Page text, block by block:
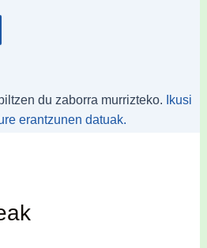
du zaborra murrizteko.
Ikusi
erantzunen datuak.